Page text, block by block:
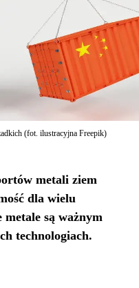
(fot. ilustracyjna Freepik)
metali ziem
dla wielu
metale są ważnym
technologiach.